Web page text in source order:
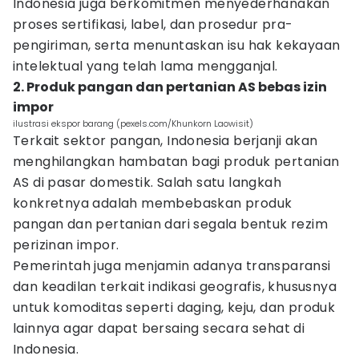
proses sertifikasi, label, dan prosedur pra-
pengiriman, serta menuntaskan isu hak kekayaan
intelektual yang telah lama mengganjal.
2. Produk pangan dan pertanian AS bebas izin
impor
ilustrasi ekspor barang (pexels.com/Khunkorn Laowisit)
Terkait sektor pangan, Indonesia berjanji akan
menghilangkan hambatan bagi produk pertanian
AS di pasar domestik. Salah satu langkah
konkretnya adalah membebaskan produk
pangan dan pertanian dari segala bentuk rezim
perizinan impor.
Pemerintah juga menjamin adanya transparansi
dan keadilan terkait indikasi geografis, khususnya
untuk komoditas seperti daging, keju, dan produk
lainnya agar dapat bersaing secara sehat di
Indonesia.